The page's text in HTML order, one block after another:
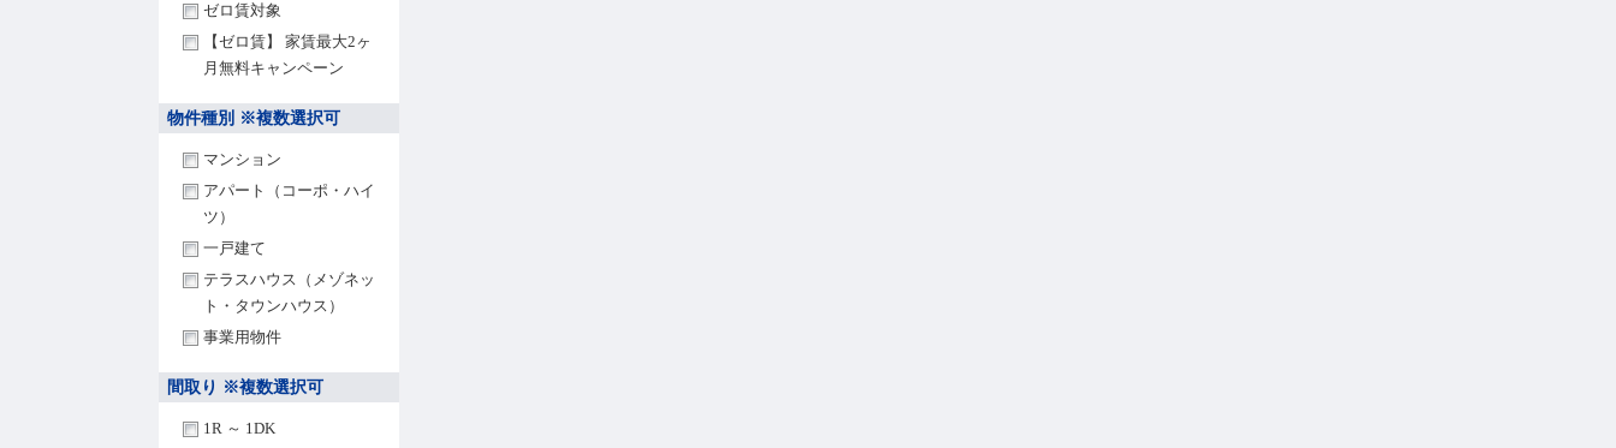
ゼロ賃対象
【ゼロ賃】 家賃最大2ヶ
月無料キャンペーン
物件種別 ※複数選択可
マンション
アパート（コーポ・ハイ
ツ）
一戸建て
テラスハウス（メゾネッ
ト・タウンハウス）
事業用物件
間取り ※複数選択可
1R ～ 1DK